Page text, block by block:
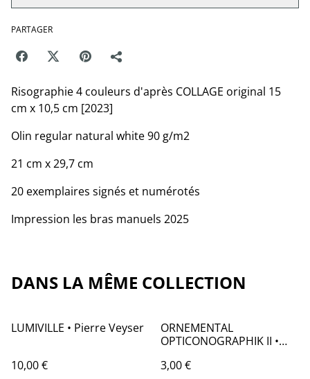
PARTAGER
Risographie 4 couleurs d'après COLLAGE original 15
cm x 10,5 cm [2023]
Olin regular natural white 90 g/m2
21 cm x 29,7 cm
20 exemplaires signés et numérotés
Impression les bras manuels 2025
DANS LA MÊME COLLECTION
LUMIVILLE • Pierre Veyser
10,00 €
ORNEMENTAL
OPTICONOGRAPHIK II •
3,00 €